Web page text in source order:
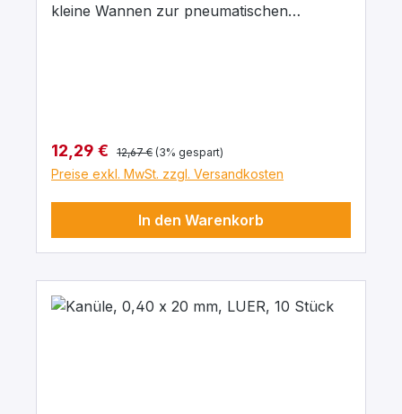
kleine Wannen zur pneumatischen
Verkaufspreis:
12,29 € Regulärer Preis:
12,67 € (3% gespart)
Preise exkl. MwSt. zzgl. Versandkosten
In den Warenkorb